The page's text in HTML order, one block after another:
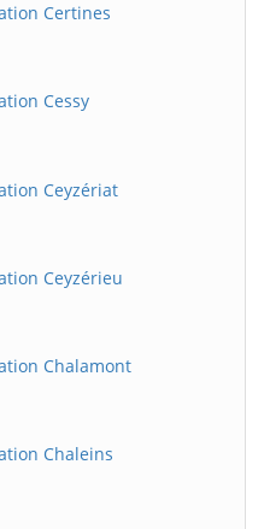
Certines
Cessy
Ceyzériat
Ceyzérieu
Chalamont
Chaleins